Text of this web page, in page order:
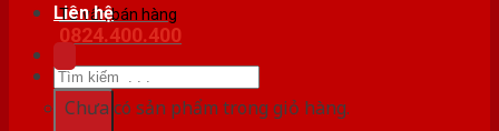
Tư vấn bán hàng
0824.400.400
Tìm
kiếm:
Liên hệ
Chưa có sản phẩm trong giỏ hàng.